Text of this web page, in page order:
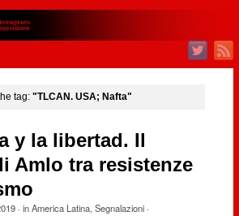
tag: "TLCAN. USA; Nafta"
y la libertad. Il
Amlo tra resistenze
· inAmerica Latina, Segnalazioni·